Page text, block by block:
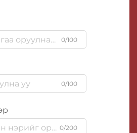
0/100
0/100
0/200